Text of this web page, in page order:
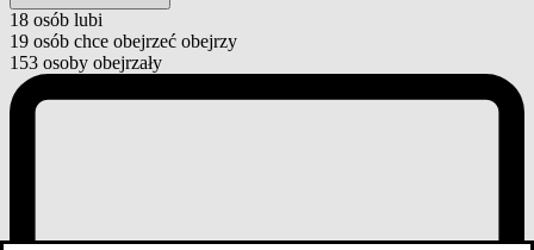
18 osób lubi
19 osób chce obejrzeć obejrzy
153 osoby obejrzały